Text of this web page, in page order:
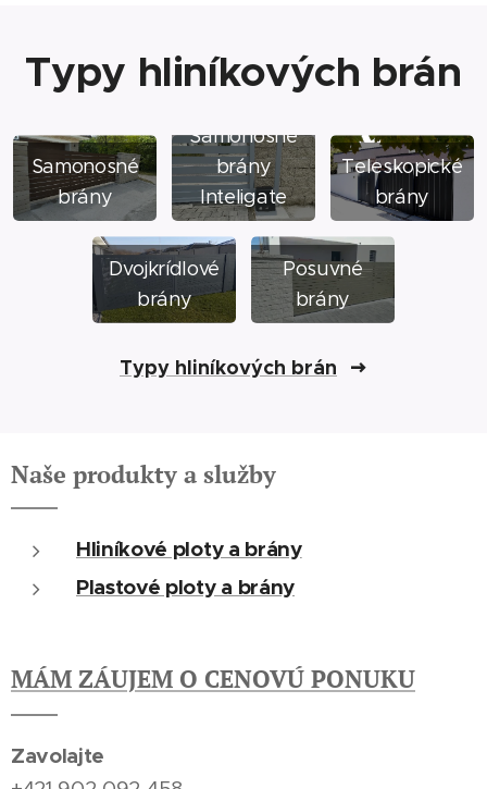
Typy hliníkových brán
Samonosné
brány
Samonosné
brány
Inteligate
Teleskopické
brány
Dvojkrídlové
brány
Posuvné
brány
Typy hliníkových brán
Naše produkty a služby
Hliníkové ploty a brány
Plastové ploty a brány
MÁM ZÁUJEM O CENOVÚ PONUKU
Zavolajte